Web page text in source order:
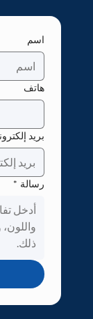
اسم
هاتف
بريد
رسالة *